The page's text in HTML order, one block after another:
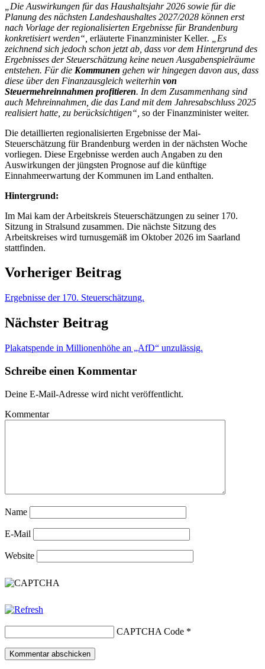
„Die Auswirkungen für das Haushaltsjahr 2026 sowie für die
Planung des nächsten Landeshaushaltes 2027/2028 können erst
nach Vorlage der regionalisierten Ergebnisse für Brandenburg
konkretisiert werden“, erläuterte Finanzminister Keller. „Es
zeichnend sich jedoch schon jetzt ab, dass vor dem Hintergrund des
Ergebnisses der Steuerschätzung keine neuen Ausgabenspielräume
entstehen. Für die Kommunen gehen wir hingegen davon aus, dass
diese über den Finanzausgleich weiterhin von
Steuermehreinnahmen profitieren. In dem Zusammenhang sind
auch Mehreinnahmen, die das Land mit dem Jahresabschluss 2025
realisiert hatte, zu berücksichtigen“, so der Finanzminister weiter.
Die detaillierten regionalisierten Ergebnisse der Mai-
Steuerschätzung für Brandenburg werden in der nächsten Woche
vorliegen. Diese Ergebnisse werden auch Angaben zu den
Auswirkungen der jüngsten Prognose auf die künftige
Einnahmeerwartung der Kommunen im Land enthalten.
Hintergrund:
Im Mai kam der Arbeitskreis Steuerschätzungen zu seiner 170.
Sitzung in Stralsund zusammen. Die nächste Sitzung des
Arbeitskreises wird turnusgemäß im Oktober 2026 im Saarland
stattfinden.
Vorheriger Beitrag
Ergebnisse der 170. Steuerschätzung.
Nächster Beitrag
Plakatspende in Millionenhöhe an „AfD“ unzulässig.
Schreibe einen Kommentar
Deine E-Mail-Adresse wird nicht veröffentlicht.
Kommentar
Name
E-Mail
Website
CAPTCHA Code *